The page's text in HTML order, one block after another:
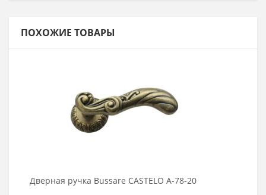
ПОХОЖИЕ ТОВАРЫ
Дверная ручка Bussare CASTELO A-78-20